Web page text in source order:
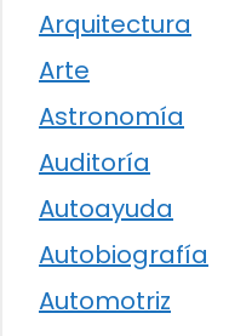
Arquitectura
Arte
Astronomía
Auditoría
Autoayuda
Autobiografía
Automotriz